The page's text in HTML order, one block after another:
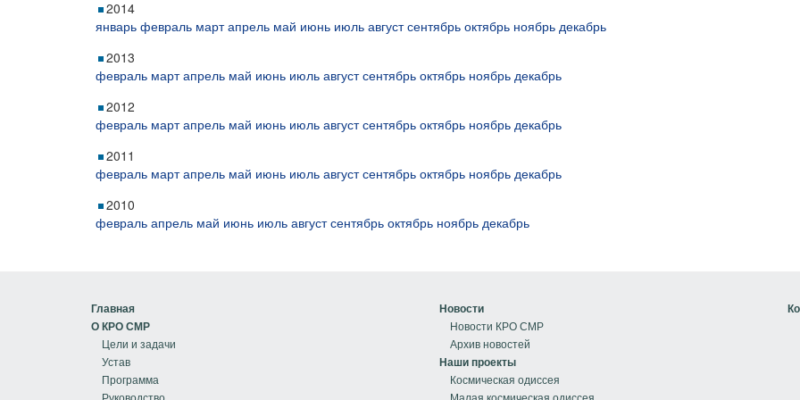
2014
январь февраль март апрель май июнь июль август сентябрь октябрь ноябрь декабрь
2013
февраль март апрель май июнь июль август сентябрь октябрь ноябрь декабрь
2012
февраль март апрель май июнь июль август сентябрь октябрь ноябрь декабрь
2011
февраль март апрель май июнь июль август сентябрь октябрь ноябрь декабрь
2010
февраль апрель май июнь июль август сентябрь октябрь ноябрь декабрь
Главная
О КРО СМР
Цели и задачи
Устав
Программа
Руководство
Новости
Новости КРО СМР
Архив новостей
Наши проекты
Космическая одиссея
Малая космическая одиссея